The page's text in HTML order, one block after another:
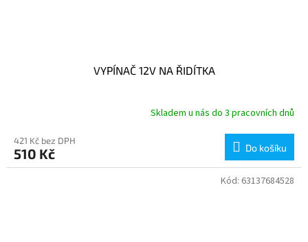
VYPÍNAČ 12V NA ŘIDÍTKA
Skladem u nás do 3 pracovních dnů
421 Kč bez DPH
510 Kč Do košíku
Kód: 63137684528